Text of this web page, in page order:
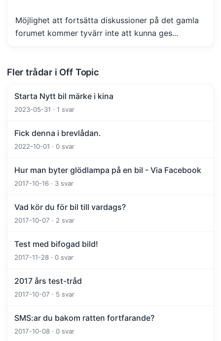
Möjlighet att fortsätta diskussioner på det gamla
forumet kommer tyvärr inte att kunna ges...
Fler trådar i Off Topic
Starta Nytt bil märke i kina
2023-05-31 · 1 svar
Fick denna i brevlådan.
2022-10-01 · 0 svar
Hur man byter glödlampa på en bil - Via Facebook
2017-10-16 · 3 svar
Vad kör du för bil till vardags?
2017-10-07 · 2 svar
Test med bifogad bild!
2017-11-28 · 0 svar
2017 års test-tråd
2017-10-07 · 5 svar
SMS:ar du bakom ratten fortfarande?
2017-10-08 · 0 svar